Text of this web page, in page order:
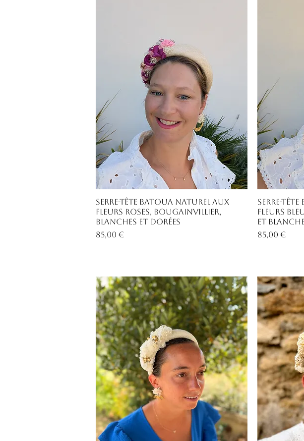
Aperçu rapide
Serre-tête Batoua naturel aux
fleurs roses, bougainvillier,
blanches et dorées
Prix
85,00 €
Serre-
fleurs
et
Prix
85,00 €